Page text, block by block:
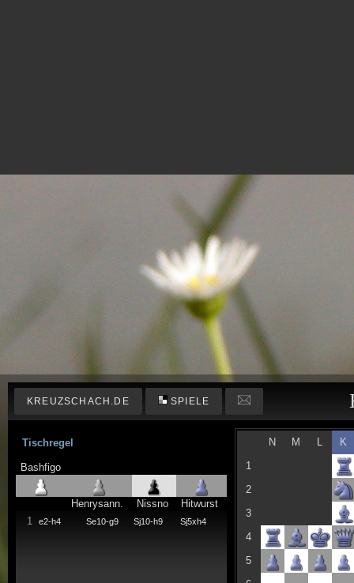
KREUZSCHACH.DE SPIELE
Tischregel
Bashfigo
Henrysann. Nissno
Hitwurst
1
e2-h4 Se10-g9 Sj10-h9 Sj5xh4
N M
K
1
2
3
4
5